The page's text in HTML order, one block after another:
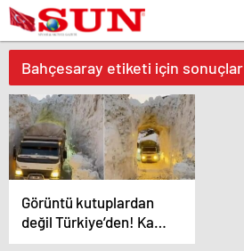
Bahçesaray etiketi için sonuçlar
Görüntü kutuplardan
değil Türkiye’den! Kar
tüneliyle yaşam